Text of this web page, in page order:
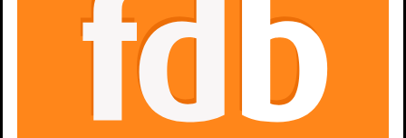
Gdzie obejrzeć
Aktualnie tytuł nie jest dostępny na
platformach